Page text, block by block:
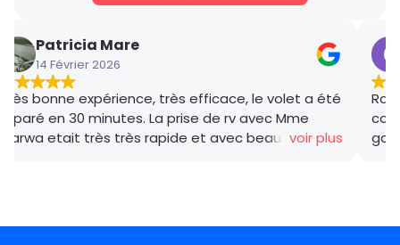
Patricia Mare
14 Février 2026
Très bonne expérience, très efficace, le volet a été
réparé en 30 minutes. La prise de rv avec Mme
Marwa etait très très rapide et avec beaucoup de
voir plus